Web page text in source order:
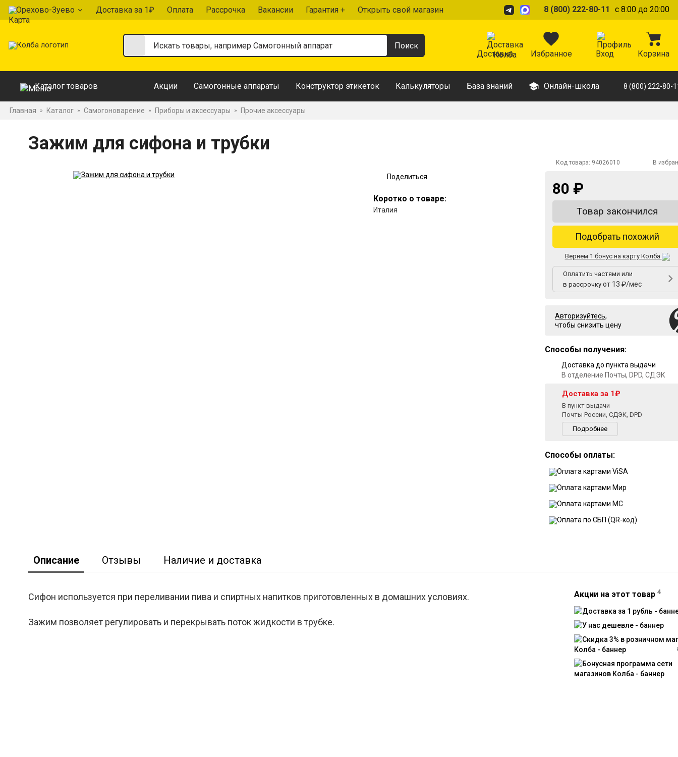
Орехово-Зуево Доставка за 1₽ Оплата Рассрочка Вакансии Гарантия + Открыть свой магазин 8 (800) 222-80-11 с 8:00 до 20:00
Доставка Избранное Вход Корзина
Каталог товаров Акции Самогонные аппараты Конструктор этикеток Калькуляторы База знаний Онлайн-школа 8 (800) 222-80-
Главная » Каталог » Самогоноварение » Приборы и аксессуары » Прочие аксессуары
Зажим для сифона и трубки
Поделиться
Коротко о товаре:
Италия
Код товара: 94026010 В
80 ₽
Товар закончился
Подобрать похожий
Вернем 1 бонус на карту Колба
Оплатить частями или
в рассрочку от 13 ₽/мес
Авторизуйтесь,
чтобы снизить цену
Способы получения:
Доставка до пункта выдачи
В отделение Почты, DPD, СДЭК
Доставка за 1₽
В пункт выдачи
Почты России, СДЭК, DPD
Подробнее
Способы оплаты:
Описание Отзывы Наличие и доставка
Сифон используется при переливании пива и спиртных напитков приготовленных в домашних условиях.
Зажим позволяет регулировать и перекрывать поток жидкости в трубке.
Акции на этот товар 4